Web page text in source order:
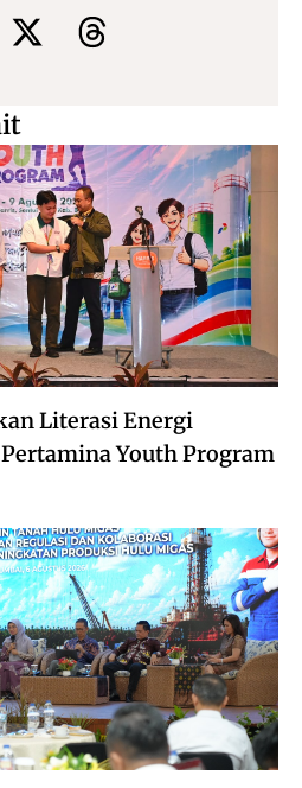
Literasi Energi
Youth Program